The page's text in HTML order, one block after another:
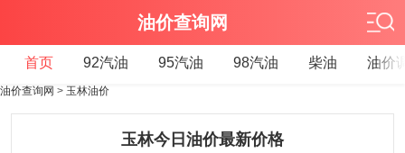
油价查询网
首页 92汽油 95汽油 98汽油 柴油 油价
油价查询网 > 玉林油价
玉林今日油价最新价格